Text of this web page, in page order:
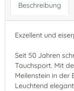
Beschreibung
Exzellent und
Seit 50 Jahren
Tauchsport. Mit
Meilenstein in der
Leuchtend